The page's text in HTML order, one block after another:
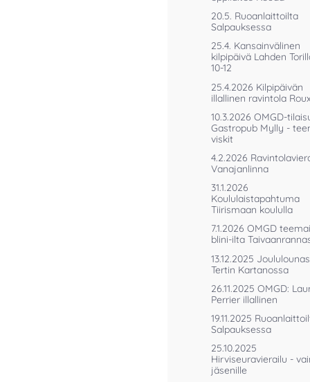
20.5. Ruoanlaittoilta
Salpauksessa
25.4. Kansainvälinen
kilpipäivä Lahden
10-12
25.4.2026 Kilpipäivän
illallinen ravintola
10.3.2026 OMGD-
Gastropub Mylly -
viskit
4.2.2026
Vanajanlinna
31.1.2026
Koululaistapahtuma
Tiirismaan koululla
7.1.2026 OMGD
blini-ilta
13.12.2025 Joululounas
Tertin Kartanossa
26.11.2025 OMGD:
Perrier illallinen
19.11.2025
Salpauksessa
25.10.2025
Hirviseuravierailu -
jäsenille